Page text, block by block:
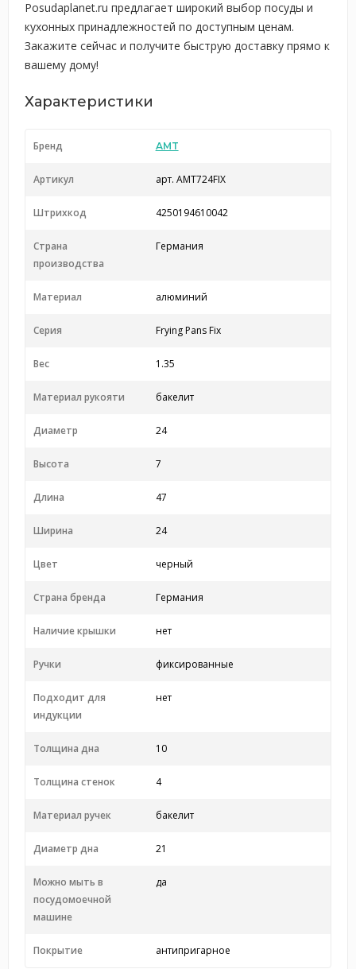
Posudaplanet.ru предлагает широкий выбор посуды и
кухонных принадлежностей по доступным ценам.
Закажите сейчас и получите быструю доставку прямо к
вашему дому!
Характеристики
Бренд AMT
Артикул арт. AMT724FIX
Штрихкод 4250194610042
Страна
производства
Германия
Материал алюминий
Серия Frying Pans Fix
Вес 1.35
Материал рукояти бакелит
Диаметр 24
Высота 7
Длина 47
Ширина 24
Цвет черный
Страна бренда Германия
Наличие крышки нет
Ручки фиксированные
Подходит для
индукции
нет
Толщина дна 10
Толщина стенок 4
Материал ручек бакелит
Диаметр дна 21
Можно мыть в
посудомоечной
машине
да
Покрытие антипригарное